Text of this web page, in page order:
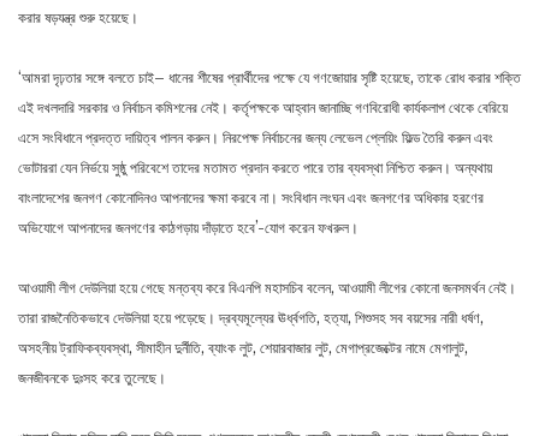
করার ষড়যন্ত্র শুরু হয়েছে।
‘আমরা দৃঢ়তার সঙ্গে বলতে চাই– ধানের শীষের প্রার্থীদের পক্ষে যে গণজোয়ার সৃষ্টি হয়েছে, তাকে রোধ করার শক্তি
এই দখলদারি সরকার ও নির্বাচন কমিশনের নেই। কর্তৃপক্ষকে আহ্বান জানাচ্ছি গণবিরোধী কার্যকলাপ থেকে বেরিয়ে
এসে সংবিধানে প্রদত্ত দায়িত্ব পালন করুন। নিরপেক্ষ নির্বাচনের জন্য লেভেল প্লেয়িং ফিল্ড তৈরি করুন এবং
ভোটাররা যেন নির্ভয়ে সুষ্ঠু পরিবেশে তাদের মতামত প্রদান করতে পারে তার ব্যবস্থা নিশ্চিত করুন। অন্যথায়
বাংলাদেশের জনগণ কোনোদিনও আপনাদের ক্ষমা করবে না। সংবিধান লংঘন এবং জনগণের অধিকার হরণের
অভিযোগে আপনাদের জনগণের কাঠগড়ায় দাঁড়াতে হবে’-যোগ করেন ফখরুল।
আওয়ামী লীগ দেউলিয়া হয়ে গেছে মন্তব্য করে বিএনপি মহাসচিব বলেন, আওয়ামী লীগের কোনো জনসমর্থন নেই।
তারা রাজনৈতিকভাবে দেউলিয়া হয়ে পড়েছে। দ্রব্যমূল্যের ঊর্ধ্বগতি, হত্যা, শিশুসহ সব বয়সের নারী ধর্ষণ,
অসহনীয় ট্রাফিকব্যবস্থা, সীমাহীন দুর্নীতি, ব্যাংক লুট, শেয়ারবাজার লুট, মেগাপ্রজেক্টের নামে মেগালুট,
জনজীবনকে দুঃসহ করে তুলেছে।